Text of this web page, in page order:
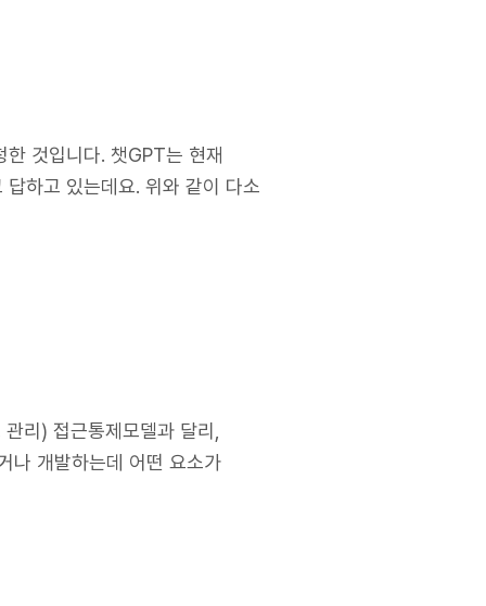
것입니다. 챗GPT는 현재
하고 있는데요. 위와 같이 다소
리) 접근통제모델과 달리,
나 개발하는데 어떤 요소가